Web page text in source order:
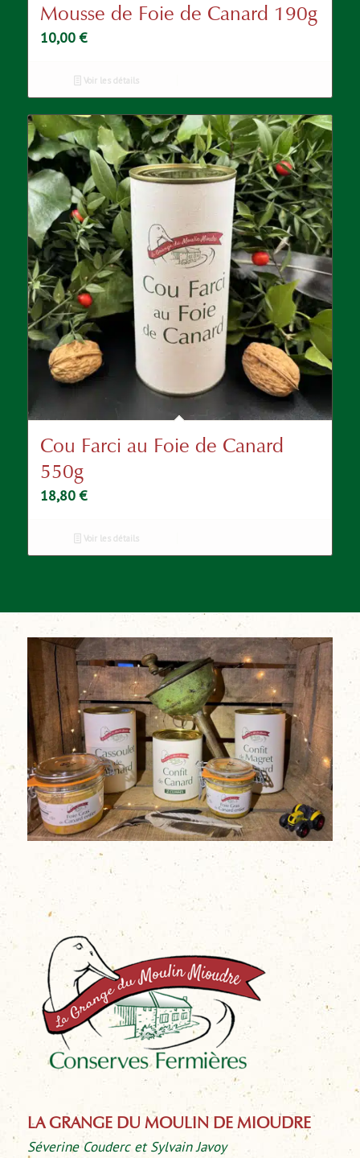
Mousse de Foie de Canard 190g
10,00€
Voir les détails
Cou Farci au Foie de Canard
550g
18,80€
Voir les détails
LA GRANGE DU MOULIN DE MIOUDRE
Séverine Couderc et Sylvain Javoy